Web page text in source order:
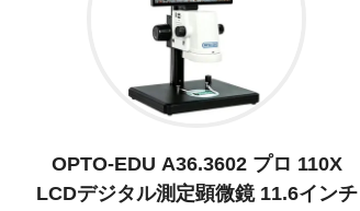
OPTO-EDU A36.3602 プロ 110X
LCDデジタル測定顕微鏡 11.6インチ